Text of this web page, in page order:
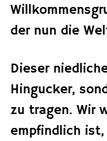
der nun die
Dieser
Hingucker,
zu tragen. Wir
empfindlich